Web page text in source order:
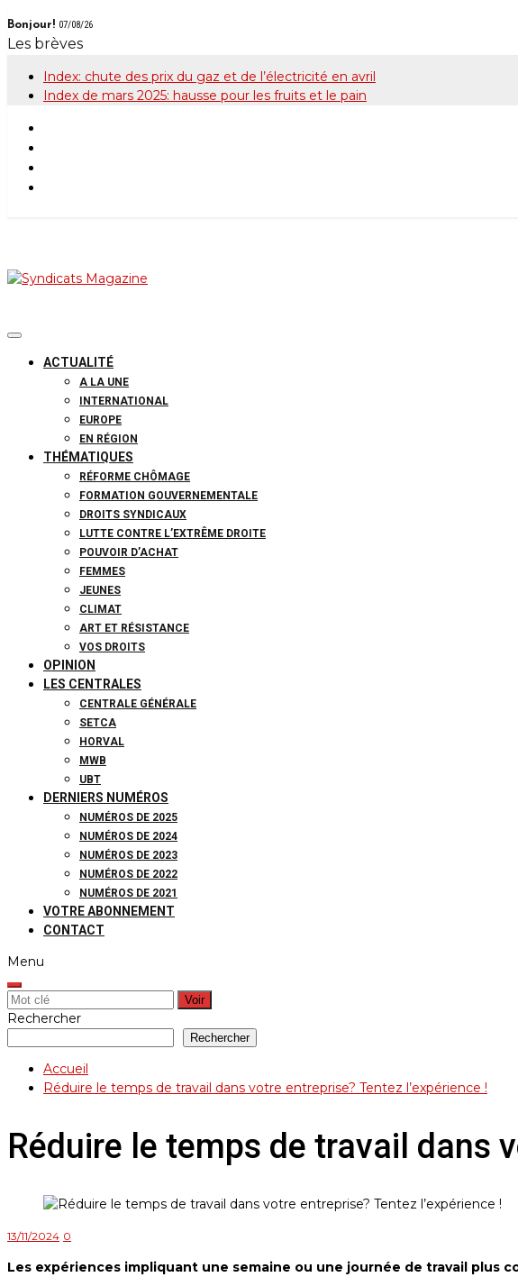
Skip
to
content
Bonjour! 07/08/26
Les brèves
Index: chute des prix du gaz et de l’électricité en avril
Index de mars 2025: hausse pour les fruits et le pain
ACTUALITÉ
A LA UNE
INTERNATIONAL
EUROPE
EN RÉGION
THÉMATIQUES
RÉFORME CHÔMAGE
FORMATION GOUVERNEMENTALE
DROITS SYNDICAUX
LUTTE CONTRE L’EXTRÊME DROITE
POUVOIR D’ACHAT
FEMMES
JEUNES
CLIMAT
ART ET RÉSISTANCE
VOS DROITS
OPINION
LES CENTRALES
CENTRALE GÉNÉRALE
SETCA
HORVAL
MWB
UBT
DERNIERS NUMÉROS
NUMÉROS DE 2025
NUMÉROS DE 2024
NUMÉROS DE 2023
NUMÉROS DE 2022
NUMÉROS DE 2021
VOTRE ABONNEMENT
CONTACT
Menu
Rechercher:
Rechercher
Rechercher
Accueil
Réduire le temps de travail dans votre entreprise? Tentez l’expérience !
Réduire le temps de travail dans
13/11/2024 0
Les expériences impliquant une semaine ou une journée de travail plus